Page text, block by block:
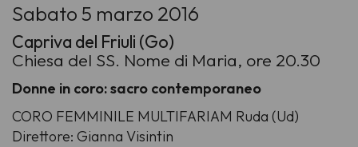
Sabato 5 marzo 2016
Capriva del Friuli (Go)
Chiesa del SS. Nome di Maria, ore 20.30
Donne in coro: sacro contemporaneo
CORO FEMMINILE MULTIFARIAM Ruda (Ud)
Direttore: Gianna Visintin